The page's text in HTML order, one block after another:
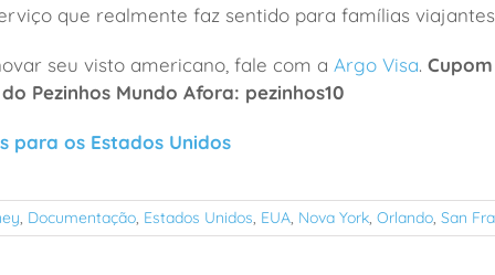
que realmente faz sentido para famílias
seu visto americano, fale com a Argo Visa.
Pezinhos Mundo Afora: pezinhos10
para os Estados Unidos
, Documentação, Estados Unidos, EUA, Nova York, Orlando, San